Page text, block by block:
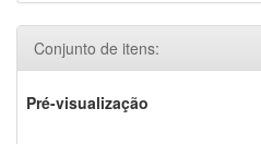
Conjunto de itens:
Pré-visualização